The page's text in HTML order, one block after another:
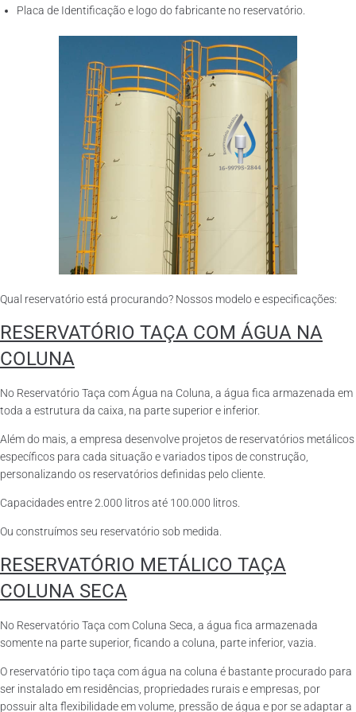
Placa de Identificação e logo do fabricante no reservatório.
Qual reservatório está procurando? Nossos modelo e especificações:
RESERVATÓRIO TAÇA COM ÁGUA NA
COLUNA
No Reservatório Taça com Água na Coluna, a água fica armazenada em
toda a estrutura da caixa, na parte superior e inferior.
Além do mais, a empresa desenvolve projetos de reservatórios metálicos
específicos para cada situação e variados tipos de construção,
personalizando os reservatórios definidas pelo cliente.
Capacidades entre 2.000 litros até 100.000 litros.
Ou construímos seu reservatório sob medida.
RESERVATÓRIO METÁLICO TAÇA
COLUNA SECA
No Reservatório Taça com Coluna Seca, a água fica armazenada
somente na parte superior, ficando a coluna, parte inferior, vazia.
O reservatório tipo taça com água na coluna é bastante procurado para
ser instalado em residências, propriedades rurais e empresas, por
possuir alta flexibilidade em volume, pressão de água e por se adaptar a